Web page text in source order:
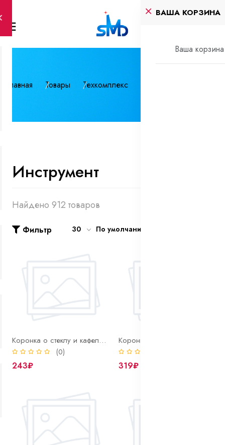
ВАША КОРЗИНА
Ваша корзина
Главная Товары Техкомплекс
Инструмент
Найдено 912 товаров
Фильтр 30 По умолчанию
Коронка о стеклу и кафелю 35 мм Bohrer алмазная
(0)
243₽ 319₽